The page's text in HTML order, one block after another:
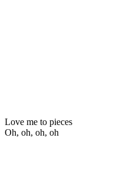
Love me to pieces
Oh, oh, oh, oh